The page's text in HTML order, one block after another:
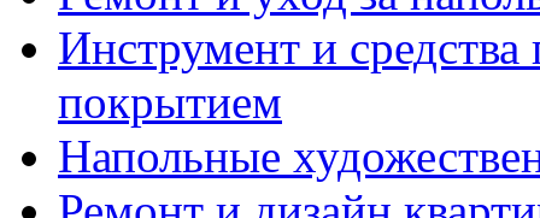
Инструмент и
покрытием
Напольные